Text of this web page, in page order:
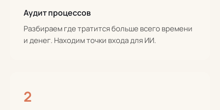
Аудит процессов
Разбираем где тратится больше всего времени
и денег. Находим точки входа для ИИ.
2